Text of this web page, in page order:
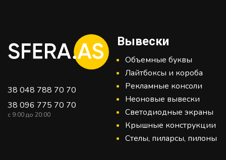
38 048 788 70 70
38 096 775 70 70
c 9:00 до 20:00
Вывески
Объемные буквы
Лайтбоксы и короба
Рекламные консоли
Неоновые вывески
Светодиодные экраны
Крышные конструкции
Стелы, пиларсы, пилоны